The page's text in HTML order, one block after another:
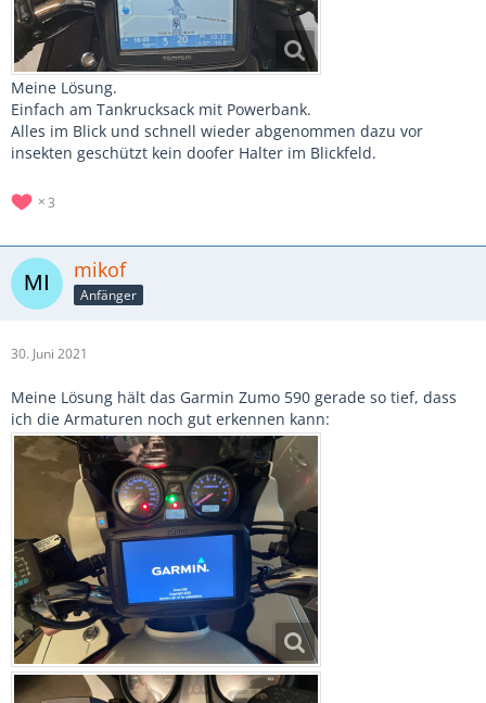
Meine Lösung.
Einfach am Tankrucksack mit Powerbank.
Alles im Blick und schnell wieder abgenommen dazu vor
insekten geschützt kein doofer Halter im Blickfeld.
3
mikof
Anfänger
30. Juni 2021
Meine Lösung hält das Garmin Zumo 590 gerade so tief, dass
ich die Armaturen noch gut erkennen kann: